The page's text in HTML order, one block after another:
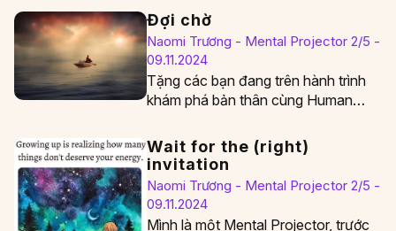
Đợi chờ
Naomi Trương - Mental Projector 2/5 -
09.11.2024
Tặng các bạn đang trên hành trình
khám phá bản thân cùng Human
Wait for the (right)
invitation
Naomi Trương - Mental Projector 2/5 -
09.11.2024
Mình là một Mental Projector, trước